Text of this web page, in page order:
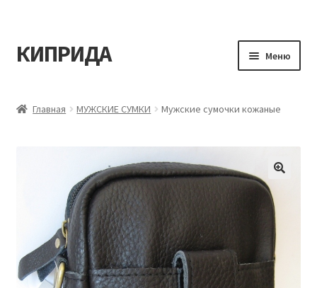
Перейти
к
Перейти
к
КИПРИДА Меню
Оформление заказа
Главная МУЖСКИЕ СУМКИ Мужские сумочки кожаные